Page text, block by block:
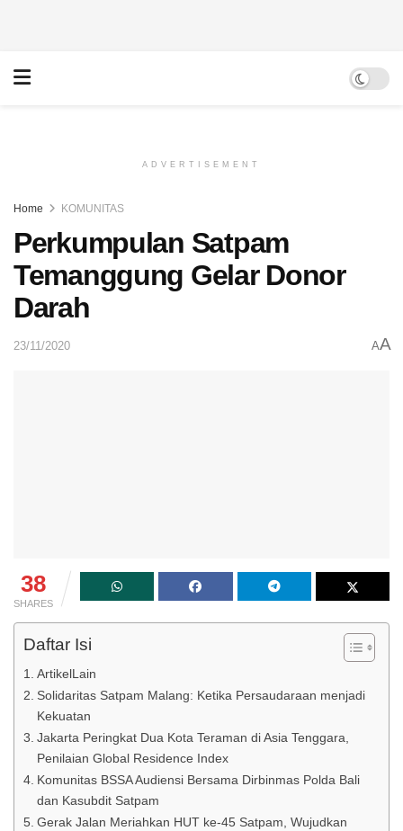
ADVERTISEMENT
Home KOMUNITAS
Perkumpulan Satpam
Temanggung Gelar Donor
Darah
23/11/2020 AA
38
SHARES
Daftar Isi
ArtikelLain
Solidaritas Satpam Malang: Ketika Persaudaraan menjadi
Kekuatan
Jakarta Peringkat Dua Kota Teraman di Asia Tenggara,
Penilaian Global Residence Index
Komunitas BSSA Audiensi Bersama Dirbinmas Polda Bali
dan Kasubdit Satpam
Gerak Jalan Meriahkan HUT ke-45 Satpam, Wujudkan